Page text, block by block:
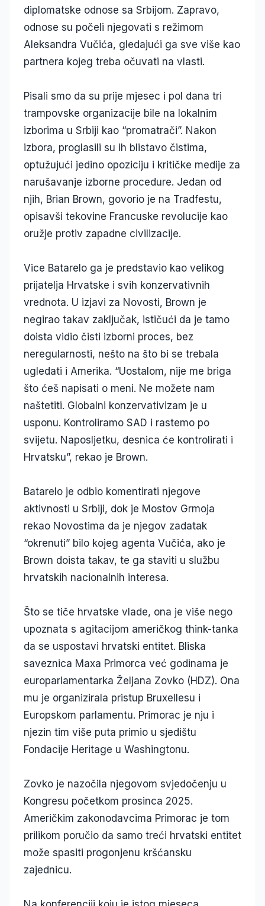
diplomatske odnose sa Srbijom. Zapravo,
odnose su počeli njegovati s režimom
Aleksandra Vučića, gledajući ga sve više kao
partnera kojeg treba očuvati na vlasti.
Pisali smo da su prije mjesec i pol dana tri
trampovske organizacije bile na lokalnim
izborima u Srbiji kao “promatrači”. Nakon
izbora, proglasili su ih blistavo čistima,
optužujući jedino opoziciju i kritičke medije za
narušavanje izborne procedure. Jedan od
njih, Brian Brown, govorio je na Tradfestu,
opisavši tekovine Francuske revolucije kao
oružje protiv zapadne civilizacije.
Vice Batarelo ga je predstavio kao velikog
prijatelja Hrvatske i svih konzervativnih
vrednota. U izjavi za Novosti, Brown je
negirao takav zaključak, ističući da je tamo
doista vidio čisti izborni proces, bez
neregularnosti, nešto na što bi se trebala
ugledati i Amerika. “Uostalom, nije me briga
što ćeš napisati o meni. Ne možete nam
naštetiti. Globalni konzervativizam je u
usponu. Kontroliramo SAD i rastemo po
svijetu. Naposljetku, desnica će kontrolirati i
Hrvatsku”, rekao je Brown.
Batarelo je odbio komentirati njegove
aktivnosti u Srbiji, dok je Mostov Grmoja
rekao Novostima da je njegov zadatak
“okrenuti” bilo kojeg agenta Vučića, ako je
Brown doista takav, te ga staviti u službu
hrvatskih nacionalnih interesa.
Što se tiče hrvatske vlade, ona je više nego
upoznata s agitacijom američkog think-tanka
da se uspostavi hrvatski entitet. Bliska
saveznica Maxa Primorca već godinama je
europarlamentarka Željana Zovko (HDZ). Ona
mu je organizirala pristup Bruxellesu i
Europskom parlamentu. Primorac je nju i
njezin tim više puta primio u sjedištu
Fondacije Heritage u Washingtonu.
Zovko je nazočila njegovom svjedočenju u
Kongresu početkom prosinca 2025.
Američkim zakonodavcima Primorac je tom
prilikom poručio da samo treći hrvatski entitet
može spasiti progonjenu kršćansku
zajednicu.